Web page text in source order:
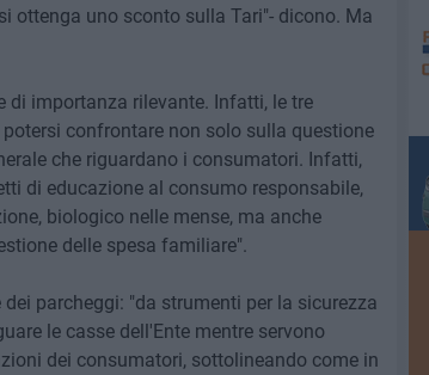
ottenga uno sconto sulla Tari"- dicono. Ma
di importanza rilevante. Infatti, le tre
confrontare non solo sulla questione
che riguardano i consumatori. Infatti,
di educazione al consumo responsabile,
biologico nelle mense, ma anche
delle spesa familiare".
parcheggi: "da strumenti per la sicurezza
le casse dell'Ente mentre servono
dei consumatori, sottolineando come in